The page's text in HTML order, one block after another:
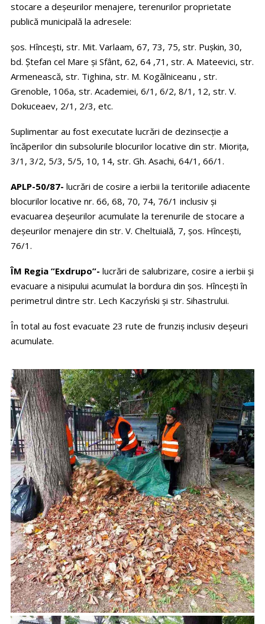
stocare a deșeurilor menajere, terenurilor proprietate
publică municipală la adresele:
șos. Hîncești, str. Mit. Varlaam, 67, 73, 75, str. Pușkin, 30,
bd. Ștefan cel Mare și Sfânt, 62, 64 ,71, str. A. Mateevici, str.
Armenească, str. Tighina, str. M. Kogălniceanu , str.
Grenoble, 106a, str. Academiei, 6/1, 6/2, 8/1, 12, str. V.
Dokuceaev, 2/1, 2/3, etc.
Suplimentar au fost executate lucrări de dezinsecție a
încăperilor din subsolurile blocurilor locative din str. Miorița,
3/1, 3/2, 5/3, 5/5, 10, 14, str. Gh. Asachi, 64/1, 66/1.
APLP-50/87- lucrări de cosire a ierbii la teritoriile adiacente
blocurilor locative nr. 66, 68, 70, 74, 76/1 inclusiv și
evacuarea deșeurilor acumulate la terenurile de stocare a
deșeurilor menajere din str. V. Cheltuială, 7, șos. Hîncești,
76/1.
ÎM Regia ”Exdrupo”- lucrări de salubrizare, cosire a ierbii și
evacuare a nisipului acumulat la bordura din șos. Hîncești în
perimetrul dintre str. Lech Kaczyński și str. Sihastrului.
În total au fost evacuate 23 rute de frunziș inclusiv deșeuri
acumulate.